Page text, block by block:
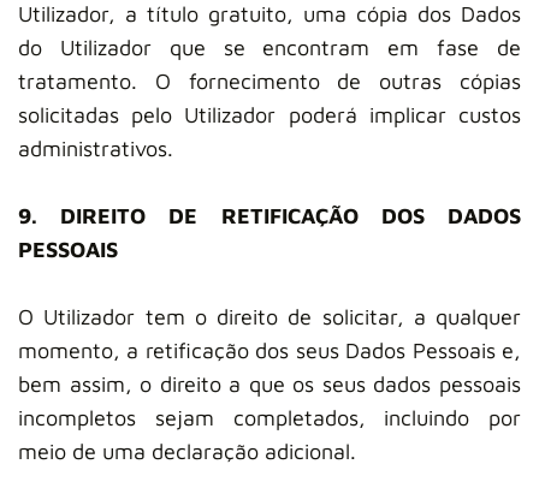
Utilizador, a título gratuito, uma cópia dos Dados
do Utilizador que se encontram em fase de
tratamento. O fornecimento de outras cópias
solicitadas pelo Utilizador poderá implicar custos
administrativos.
9. DIREITO DE RETIFICAÇÃO DOS DADOS
PESSOAIS
O Utilizador tem o direito de solicitar, a qualquer
momento, a retificação dos seus Dados Pessoais e,
bem assim, o direito a que os seus dados pessoais
incompletos sejam completados, incluindo por
meio de uma declaração adicional.